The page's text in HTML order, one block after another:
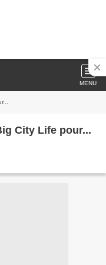
MENU
City Life pour...